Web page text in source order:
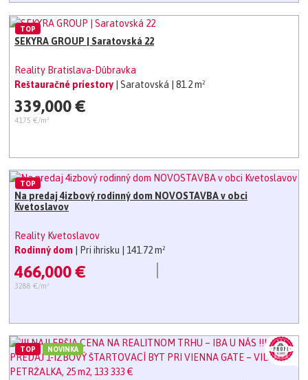
SEKYRA GROUP | Saratovská 22
Reality Bratislava-Dúbravka
Reštauračné priestory
| Saratovská | 81.2 m²
339,000 €
4175 €/m²
TOP
Na predaj 4izbový rodinný dom NOVOSTAVBA v obci
Kvetoslavov
Reality Kvetoslavov
Rodinný dom
| Pri ihrisku | 141.72 m²
466,000 €
3288 €/m²
TOP
TOP NOVINKA